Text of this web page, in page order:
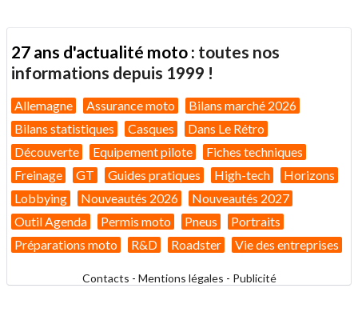
27 ans d'actualité moto : toutes nos
informations depuis 1999 !
Allemagne Assurance moto
Bilans marché 2026
Bilans statistiques
Casques
Dans Le Rétro
Découverte
Equipement pilote
Fiches techniques
Freinage
GT Guides pratiques High-tech
Horizons
Lobbying
Nouveautés 2026
Nouveautés 2027
Outil Agenda
Permis moto Pneus
Portraits
Préparations moto
R&D Roadster Vie des entreprises
Contacts - Mentions légales - Publicité